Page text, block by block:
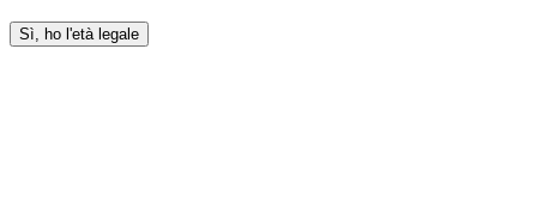
Sì, ho l'età legale